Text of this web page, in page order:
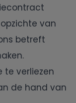
van
betreft
te verliezen
de hand van